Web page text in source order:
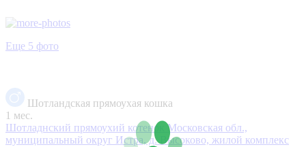
Еще 5 фото
Шотландская прямоухая кошка
1 мес.
Шотладнский прямоухий котенок Московская обл.,
муниципальный округ Истра, д. Высоково, жилой комплекс